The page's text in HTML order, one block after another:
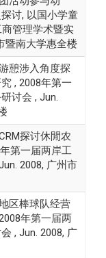
讨, 以国小学童
管理学术暨实
暨南大学惠全楼
憩涉入角度探
, 2008年第一
讨会 , Jun.
探讨休閒农
第一届两岸工
2008, 广州市
区棒球队经营
年第一届两
, Jun. 2008, 广